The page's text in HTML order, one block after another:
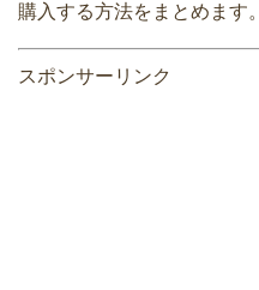
購入する方法をまとめます。
スポンサーリンク